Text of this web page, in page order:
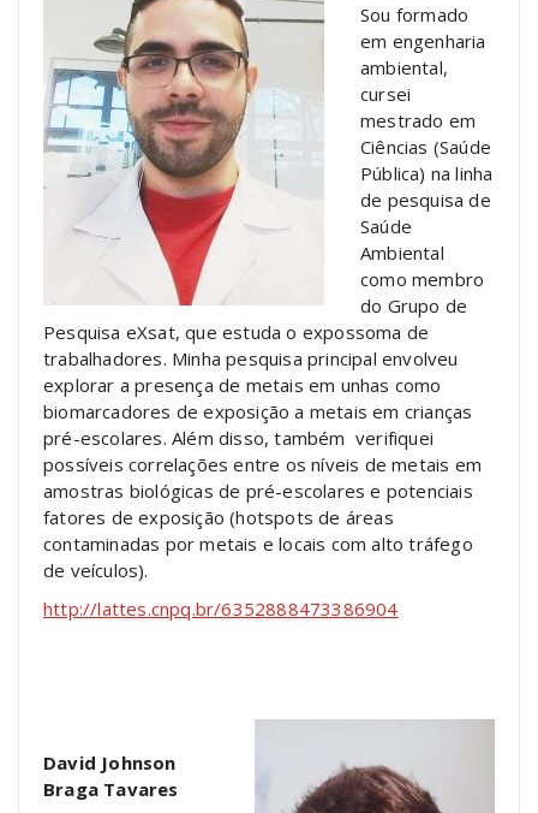
Sou formado
em engenharia
ambiental,
cursei
mestrado em
Ciências (Saúde
Pública) na linha
de pesquisa de
Saúde
Ambiental
como membro
do Grupo de
Pesquisa eXsat, que estuda o expossoma de
trabalhadores. Minha pesquisa principal envolveu
explorar a presença de metais em unhas como
biomarcadores de exposição a metais em crianças
pré-escolares. Além disso, também verifiquei
possíveis correlações entre os níveis de metais em
amostras biológicas de pré-escolares e potenciais
fatores de exposição (hotspots de áreas
contaminadas por metais e locais com alto tráfego
de veículos).
http://lattes.cnpq.br/6352888473386904
David Johnson
Braga Tavares